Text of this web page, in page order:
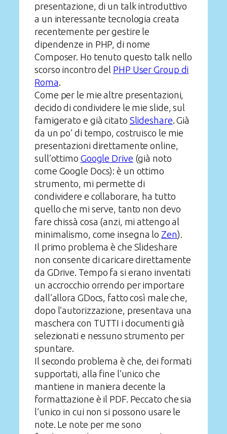
presentazione, di un talk introduttivo
a un interessante tecnologia creata
recentemente per gestire le
dipendenze in PHP, di nome
Composer. Ho tenuto questo talk nello
scorso incontro del PHP User Group di
Roma
Come per le mie altre presentazioni,
decido di condividere le mie slide, sul
famigerato e già citato Slideshare . Già
da un po’ di tempo, costruisco le mie
presentazioni direttamente online,
sull’ottimo Google Drive (già noto
come Google Docs): è un ottimo
strumento, mi permette di
condividere e collaborare, ha tutto
quello che mi serve, tanto non devo
fare chissà cosa (anzi, mi attengo al
minimalismo, come insegna lo Zen).
Il primo problema è che Slideshare
non consente di caricare direttamente
da GDrive. Tempo fa si erano inventati
un accrocchio orrendo per importare
dall’allora GDocs, fatto così male che,
dopo l’autorizzazione, presentava una
maschera con TUTTI i documenti già
selezionati e nessuno strumento per
spuntare.
Il secondo problema è che, dei formati
supportati, alla fine l’unico che
mantiene in maniera decente la
formattazione è il PDF. Peccato che sia
l’unico in cui non si possono usare le
note. Le note per me sono